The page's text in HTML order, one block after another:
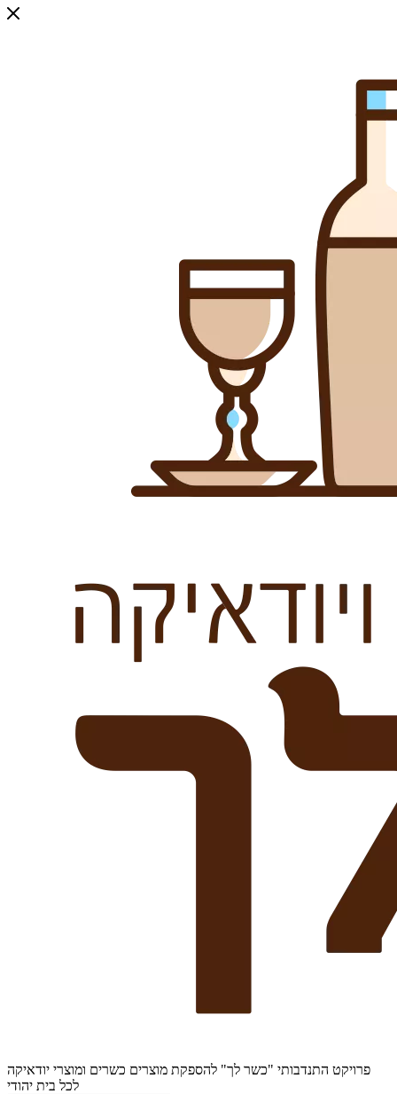
פרויקט התנדבותי "כשר לך" להספקת מוצרים כשרים ומוצרי יודאיקה
לכל בית יהודי